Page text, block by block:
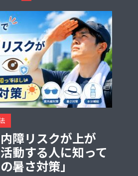
障リスクが上が
動する人に知って
暑さ対策」